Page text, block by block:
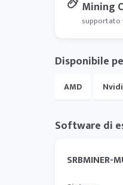
Mining
supportato
Disponibile
AMD
Software di
SRBMINER-